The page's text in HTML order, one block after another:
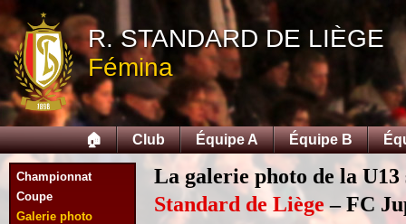
R. STANDARD DE LIÈGE
Fémina
🏠 Club Équipe A Équipe B
Championnat
Coupe
Galerie photo
12/09/2015
26/09/2015
03/10/2015
28/11/2015
09/03/2016
09/04/2016
13/04/2016
16/05/2016
09/08/2016
08/10/2016
01/03/2017
06/05/2017
La galerie photo de la U13
Standard de Liège– FC